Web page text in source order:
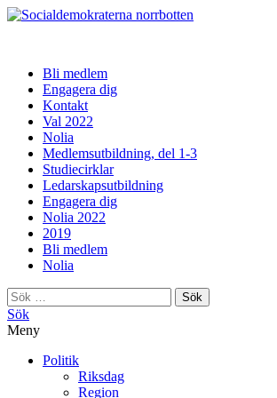
norrbotten
Bli medlem
Engagera dig
Kontakt
Val 2022
Nolia
Medlemsutbildning, del 1-3
Studiecirklar
Ledarskapsutbildning
Engagera dig
Nolia 2022
2019
Bli medlem
Nolia
Sök
efter:
Sök
Meny
Politik
Riksdag
Region